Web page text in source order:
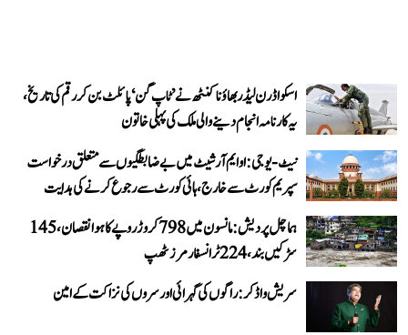
اسکواڈرن لیڈر بھاؤنا کنٹھ نے ’ٹاپ گن‘ پائلٹ بن کر رقم کی تاریخ،
یہ کارنامہ انجام دینے والی ملک کی پہلی خاتون
نیٹ-یو جی: او ایم آر شیٹ میں بے ضابطگیوں سے متعلق درخواست
سپریم کورٹ سے خارج، ہائی کورٹ سے رجوع کرنے کی ہدایت
ہماچل پردیش: مانسون میں 798 کروڑ روپے کا ہوا نقصان، 145
سڑکیں بند، 224 ٹرانسفارمرز ٹھپ
سریش واڈکر: راگوں کی گہرائی اور سروں کی نزاکت کے امین